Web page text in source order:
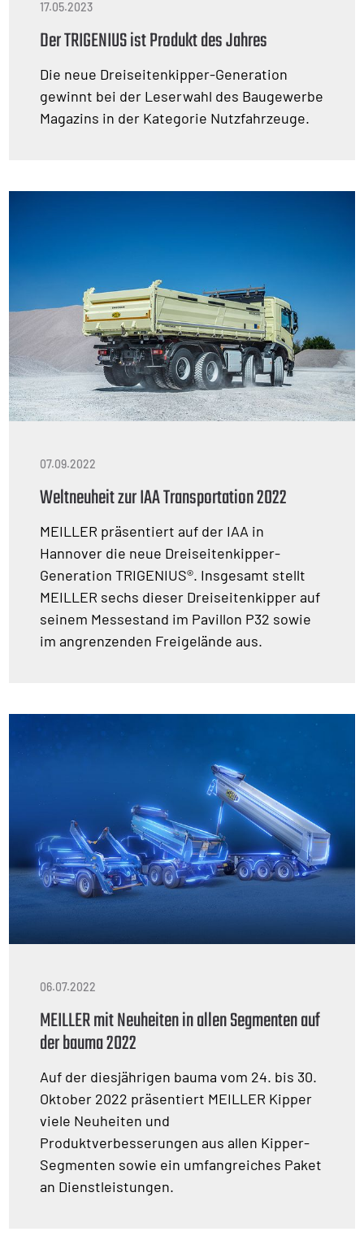
17.05.2023
Der TRIGENIUS ist Produkt des Jahres
Die neue Dreiseitenkipper-Generation
gewinnt bei der Leserwahl des Baugewerbe
Magazins in der Kategorie Nutzfahrzeuge.
07.09.2022
Weltneuheit zur IAA Transportation 2022
MEILLER präsentiert auf der IAA in
Hannover die neue Dreiseitenkipper-
Generation TRIGENIUS®. Insgesamt stellt
MEILLER sechs dieser Dreiseitenkipper auf
seinem Messestand im Pavillon P32 sowie
im angrenzenden Freigelände aus.
06.07.2022
MEILLER mit Neuheiten in allen Segmenten auf
der bauma 2022
Auf der diesjährigen bauma vom 24. bis 30.
Oktober 2022 präsentiert MEILLER Kipper
viele Neuheiten und
Produktverbesserungen aus allen Kipper-
Segmenten sowie ein umfangreiches Paket
an Dienstleistungen.